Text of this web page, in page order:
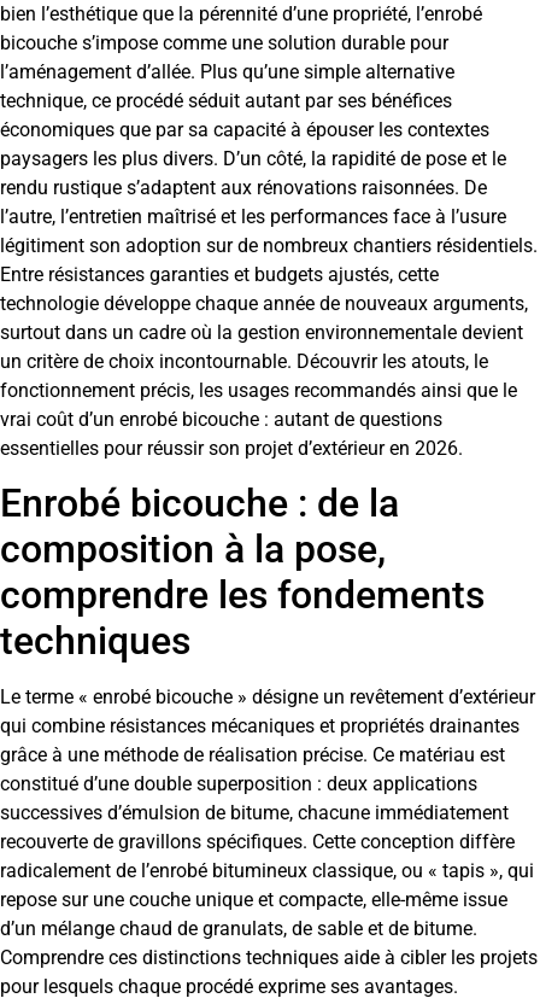
bien l’esthétique que la pérennité d’une propriété, l’enrobé
bicouche s’impose comme une solution durable pour
l’aménagement d’allée. Plus qu’une simple alternative
technique, ce procédé séduit autant par ses bénéfices
économiques que par sa capacité à épouser les contextes
paysagers les plus divers. D’un côté, la rapidité de pose et le
rendu rustique s’adaptent aux rénovations raisonnées. De
l’autre, l’entretien maîtrisé et les performances face à l’usure
légitiment son adoption sur de nombreux chantiers résidentiels.
Entre résistances garanties et budgets ajustés, cette
technologie développe chaque année de nouveaux arguments,
surtout dans un cadre où la gestion environnementale devient
un critère de choix incontournable. Découvrir les atouts, le
fonctionnement précis, les usages recommandés ainsi que le
vrai coût d’un enrobé bicouche : autant de questions
essentielles pour réussir son projet d’extérieur en 2026.
Enrobé bicouche : de la
composition à la pose,
comprendre les fondements
techniques
Le terme « enrobé bicouche » désigne un revêtement d’extérieur
qui combine résistances mécaniques et propriétés drainantes
grâce à une méthode de réalisation précise. Ce matériau est
constitué d’une double superposition : deux applications
successives d’émulsion de bitume, chacune immédiatement
recouverte de gravillons spécifiques. Cette conception diffère
radicalement de l’enrobé bitumineux classique, ou « tapis », qui
repose sur une couche unique et compacte, elle-même issue
d’un mélange chaud de granulats, de sable et de bitume.
Comprendre ces distinctions techniques aide à cibler les projets
pour lesquels chaque procédé exprime ses avantages.